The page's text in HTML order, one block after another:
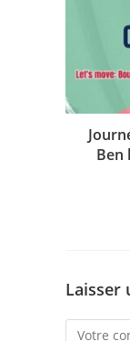
Ben
Laisser